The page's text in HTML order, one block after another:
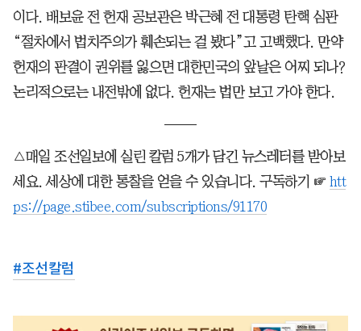
이다. 배보윤 전 헌재 공보관은 박근혜 전 대통령 탄핵 심판
“절차에서 법치주의가 훼손되는 걸 봤다”고 고백했다. 만약
헌재의 판결이 권위를 잃으면 대한민국의 앞날은 어찌 되나?
논리적으로는 내전밖에 없다. 헌재는 법만 보고 가야 한다.
△매일 조선일보에 실린 칼럼 5개가 담긴 뉴스레터를 받아보
세요. 세상에 대한 통찰을 얻을 수 있습니다. 구독하기 ☞ htt
ps://page.stibee.com/subscriptions/91170
#조선칼럼